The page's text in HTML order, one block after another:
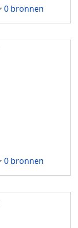
0 bronnen
0 bronnen